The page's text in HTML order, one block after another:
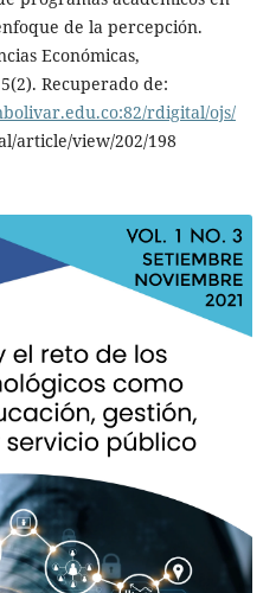
de la percepción.
Económicas,
Recuperado de:
rdigital/ojs/
article/view/202/198